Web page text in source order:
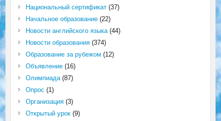
Национальный сертификат(37)
Начальное образование(22)
Новости английского языка(44)
Новости образования(374)
Образование за рубежом (12)
Объявление(16)
Олимпиада(87)
Опрос (1)
Организация(3)
Открытый урок(9)